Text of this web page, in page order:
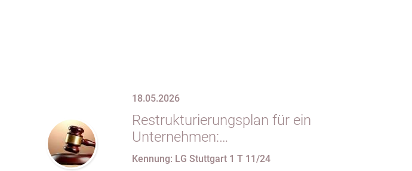
18.05.2026
Restrukturierungsplan für ein
Unternehmen:
Verfassungsbeschwerde gegen
Kennung: LG Stuttgart 1 T 11/24